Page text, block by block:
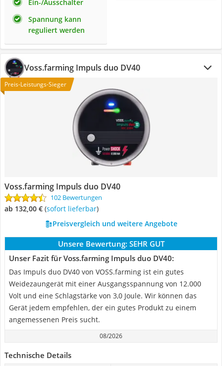
Ein-/Ausschalter
Spannung kann
reguliert werden
Voss.farming Impuls duo DV40
Preis-Leistungs-Sieger
Voss.farming Impuls duo DV40
102 Bewertungen
ab 132,00 € ( Sofort lieferbar)
Preisvergleich und weitere Angebote
Unsere Bewertung: SEHR GUT
Unser Fazit für Voss.farming Impuls duo DV40:
Das Impuls duo DV40 von VOSS.farming ist ein gutes
Weidezaungerät mit einer Ausgangsspannung von 12.000
Volt und eine Schlagstärke von 3,0 Joule. Wir können das
Gerät jedem empfehlen, der ein gutes Produkt zu einem
angemessenen Preis sucht.
08/2026
Technische Details